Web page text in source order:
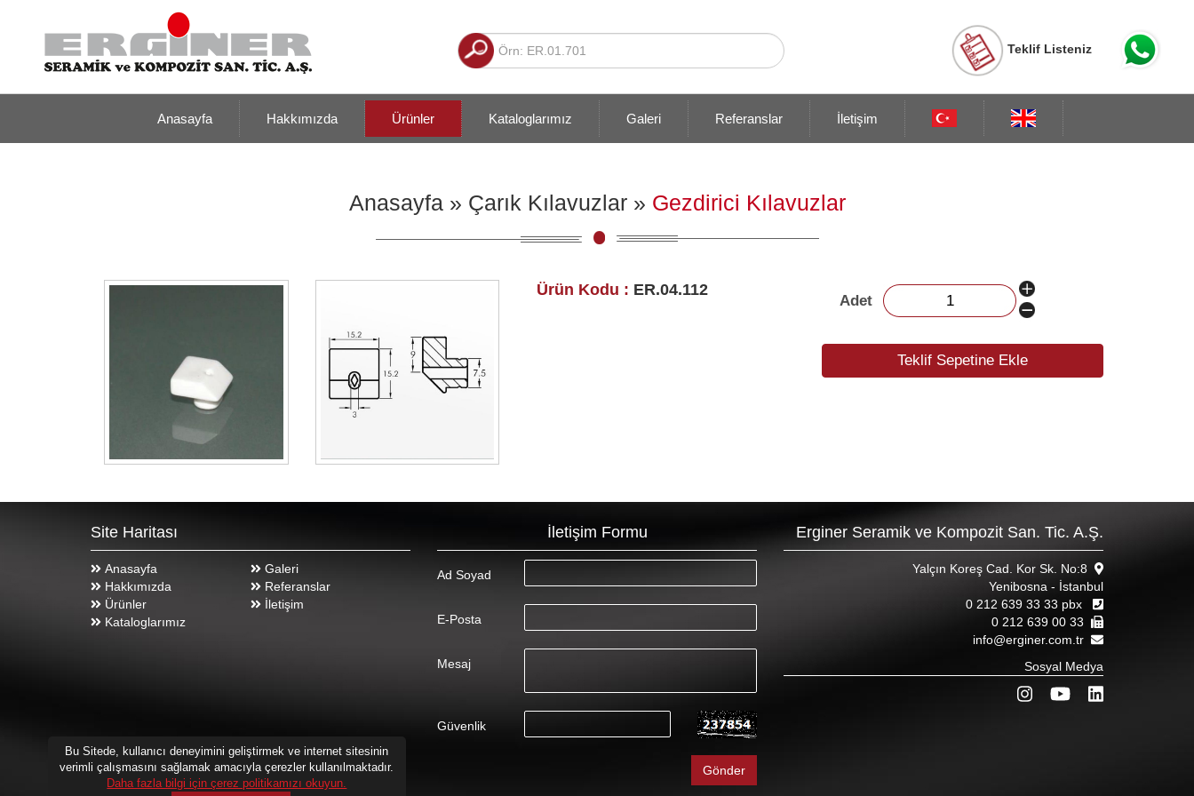
Teklif Listeniz
Anasayfa Hakkımızda Ürünler Kataloglarımız Galeri Referanslar İletişim
Anasayfa» Çarık Kılavuzlar» Gezdirici Kılavuzlar
Ürün Kodu : ER.04.112
Adet
Teklif Sepetine Ekle
Site Haritası
Anasayfa
Hakkımızda
Ürünler
Kataloglarımız
Galeri
Referanslar
İletişim
İletişim Formu
Ad Soyad
E-Posta
Mesaj
Güvenlik
Erginer Seramik ve Kompozit San. Tic. A.Ş.
Yalçın Koreş Cad. Kor Sk. No:8
Yenibosna - İstanbul
0 212 639 33 33 pbx
0 212 639 00 33
info@erginer.com.tr
Sosyal Medya
Bu Sitede, kullanıcı deneyimini geliştirmek ve internet sitesinin
verimli çalışmasını sağlamak amacıyla çerezler kullanılmaktadır.
Daha fazla bilgi için çerez politikamızı okuyun.